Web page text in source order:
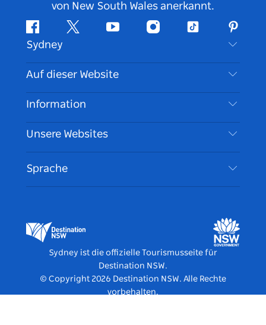
von New South Wales anerkannt.
FacebookTwitter YouTubeInstagramTikTok
Sydney
Kontaktieren Sie uns
Haftungsausschluss
Cookie Notice
Auf dieser Website
Reiseziele
Aktivitäten
Veranstaltungen
Unterkunft
Information
Reiseinformationen
Barrierefreies Sydney
Tragen Sie Ihr Unternehmen ein
Unsere Websites
Destination NSW Medienzentrum
Vivid Sydney
Sprache
Sydney ist die offizielle Tourismusseite für
Destination NSW.
© Copyright 2026 Destination NSW. Alle Rechte
vorbehalten.